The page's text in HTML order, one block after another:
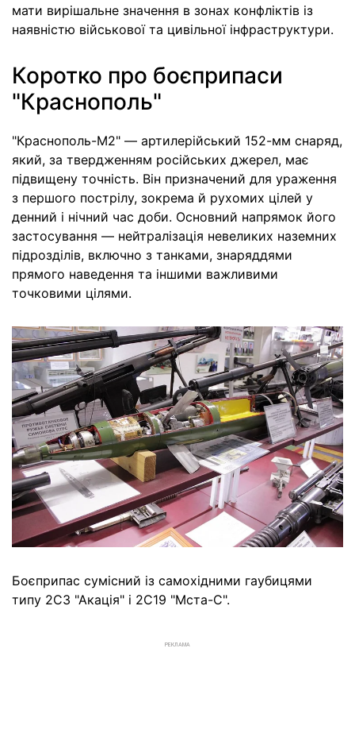
мати вирішальне значення в зонах конфліктів із
наявністю військової та цивільної інфраструктури.
Коротко про боєприпаси
"Краснополь"
"Краснополь-М2" — артилерійський 152-мм снаряд,
який, за твердженням російських джерел, має
підвищену точність. Він призначений для ураження
з першого пострілу, зокрема й рухомих цілей у
денний і нічний час доби. Основний напрямок його
застосування — нейтралізація невеликих наземних
підрозділів, включно з танками, знаряддями
прямого наведення та іншими важливими
точковими цілями.
Боєприпас сумісний із самохідними гаубицями
типу 2С3 "Акація" і 2С19 "Мста-С".
РЕКЛАМА